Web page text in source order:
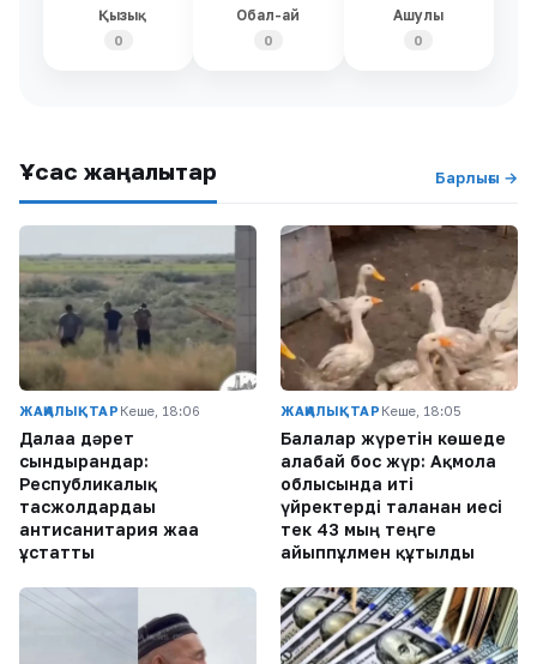
Қызық
0
Обал-ай
0
Ашулы
0
Ұқсас жаңалықтар Барлығы →
ЖАҢАЛЫҚТАР Кеше, 18:06
Далаға дәрет
сындырғандар:
Республикалық
тасжолдардағы
антисанитария жаға
ұстатты
ЖАҢАЛЫҚТАР Кеше, 18:05
Балалар жүретін көшеде
алабай бос жүр: Ақмола
облысында иті
үйректерді таланған иесі
тек 43 мың теңге
айыппұлмен құтылды